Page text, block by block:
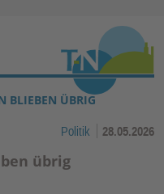
↓
BLIEBEN ÜBRIG
Politik 28.05.2026
übrig